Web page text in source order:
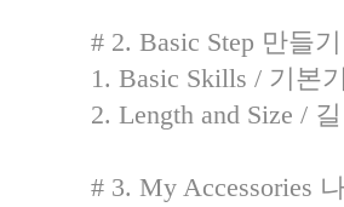
# 2. Basic Step 만들
1. Basic Skills / 기본
2. Length and Size /
# 3. My Accessories